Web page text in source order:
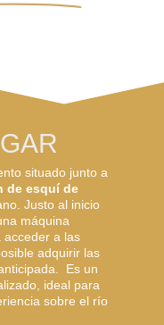
situado junto a
de esquí de
Justo al inicio
máquina
acceder a las
adquirir las
Es un
ideal para
sobre el río